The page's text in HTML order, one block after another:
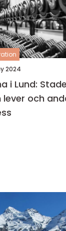
2024
i Lund:
lever och